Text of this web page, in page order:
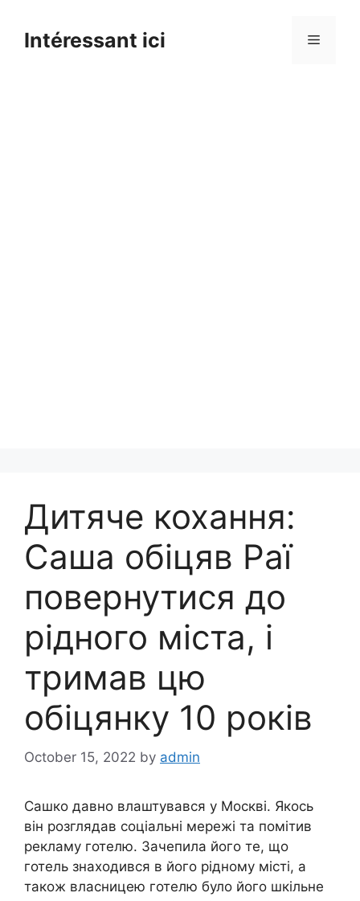
contentIntéressant ici Menu
Дитяче кохання:
Саша обіцяв Раї
повернутися до
рідного міста, і
тримав цю
обіцянку 10 років
October 15, 2022 by admin
Сашко давно влаштувався у Москві. Якось
він розглядав соціальні мережі та помітив
рекламу готелю. Зачепила його те, що
готель знаходився в його рідному місті, а
також власницею готелю було його шкільне